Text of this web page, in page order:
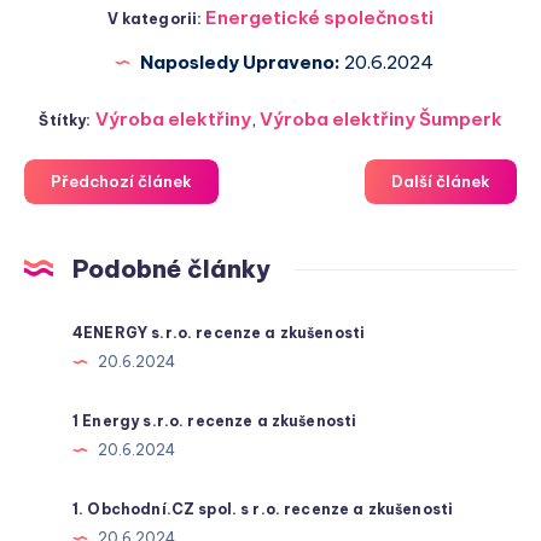
V kategorii: Energetické společnosti
Naposledy Upraveno: 20.6.2024
Štítky: Výroba elektřiny, Výroba elektřiny Šumperk
Předchozí článek Další článek
Podobné články
4ENERGY s.r.o. recenze a zkušenosti
20.6.2024
1 Energy s.r.o. recenze a zkušenosti
20.6.2024
1. Obchodní.CZ spol. s r.o. recenze a zkušenosti